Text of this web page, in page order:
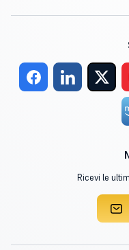
Ricevi le